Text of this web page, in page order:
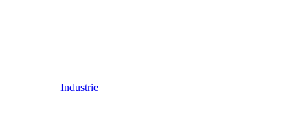
Industrie